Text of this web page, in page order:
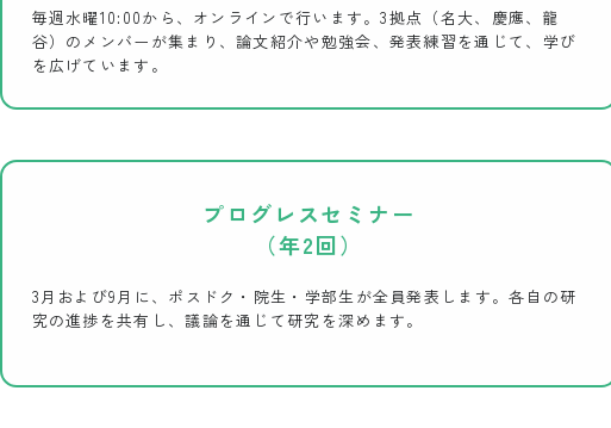
毎週水曜10:00から、オンラインで行います。3拠点（名大、慶應、龍
谷）のメンバーが集まり、論文紹介や勉強会、発表練習を通じて、学び
を広げています。
プログレスセミナー
（年2回）
3月および9月に、ポスドク・院生・学部生が全員発表します。各自の研
究の進捗を共有し、議論を通じて研究を深めます。